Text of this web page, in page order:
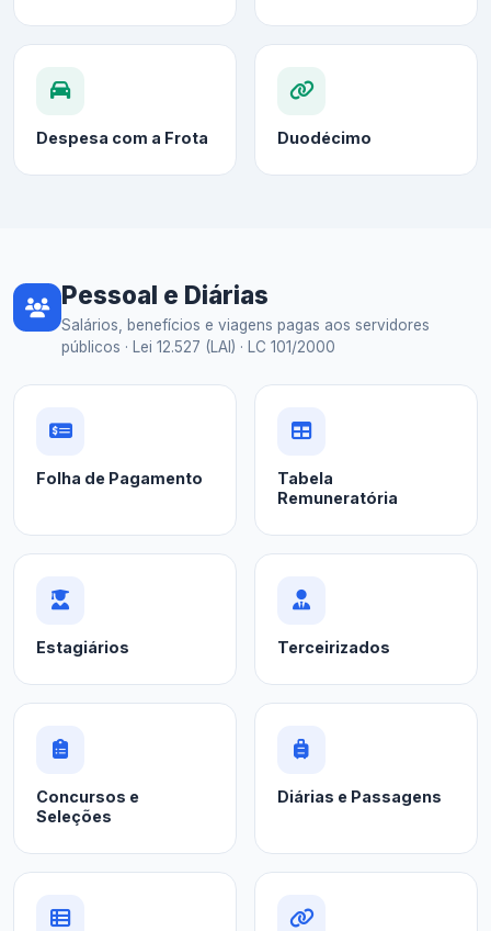
Despesa com a Frota Duodécimo
Pessoal e Diárias
Salários, benefícios e viagens pagas aos servidores
públicos · Lei 12.527 (LAI) · LC 101/2000
Folha de Pagamento
Tabela
Remuneratória
Estagiários Terceirizados
Concursos e
Seleções
Diárias e Passagens